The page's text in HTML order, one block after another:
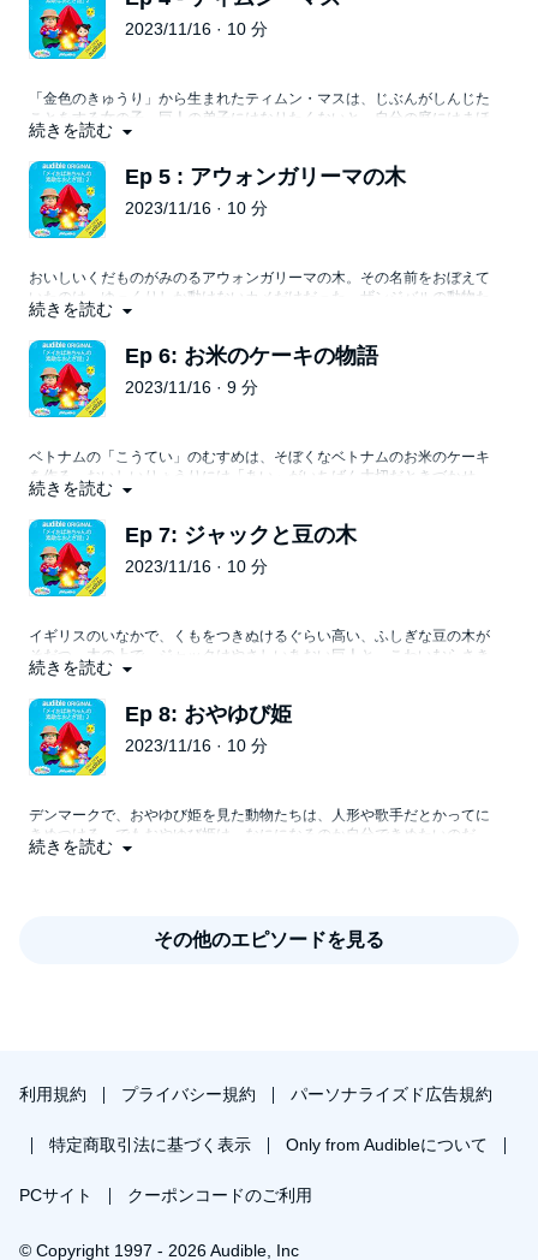
2023/11/16 · 10 分
「金色のきゅうり」から生まれたティムン・マスは、じぶんがしんじた
ことをする女の子。巨人の弟子にはなりたくないと、自分の庭にはまほ
うがあるようにみせる。
続きを読む
Ep 5 : アウォンガリーマの木
2023/11/16 · 10 分
おいしいくだものがみのるアウォンガリーマの木。その名前をおぼえて
いたのは、ゆっくりしか動けないカメだけだった。ザンジバルの動物た
ちは、時間をかけるのはいいことだと気がつく。
続きを読む
Ep 6: お米のケーキの物語
2023/11/16 · 9 分
ベトナムの「こうてい」のむすめは、そぼくなベトナムのお米のケーキ
を作る。おいしいりょうりには「あい」がいちばん大切だときづかせ
る。
続きを読む
Ep 7: ジャックと豆の木
2023/11/16 · 10 分
イギリスのいなかで、くもをつきぬけるぐらい高い、ふしぎな豆の木が
そだつ。木の上で、ジャックはやさしいあおい巨人と、こわいむらさき
の巨人にであう。
続きを読む
Ep 8: おやゆび姫
2023/11/16 · 10 分
デンマークで、おやゆび姫を見た動物たちは、人形や歌手だとかってに
きめつける。でもおやゆび姫は、なにになるのか自分できめたいのだ。
続きを読む
その他のエピソードを見る
利用規約 プライバシー規約 パーソナライズド広告規約
特定商取引法に基づく表示 Only from Audibleについて
PCサイト クーポンコードのご利用
© Copyright 1997 - 2026 Audible, Inc